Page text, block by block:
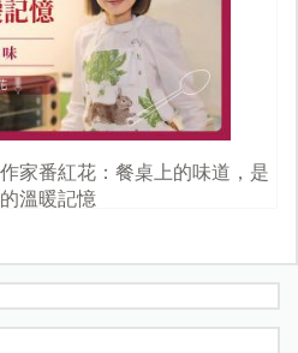
家番紅花：餐桌上的味道，是
溫暖記憶